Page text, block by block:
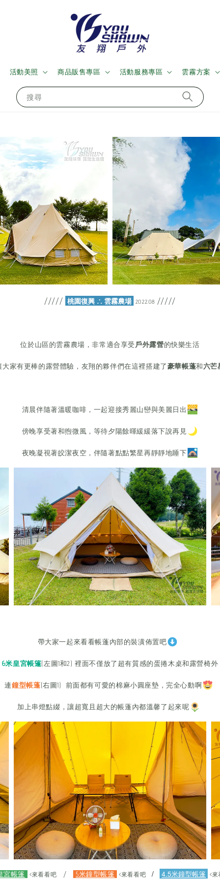
搜尋
活動美照 商品販售專區 活動服務專區 雲霧方案
///// 桃園復興 ∴ 雲霧農場 2022.08 /////
位於山區的雲霧農場，非常適合享受 戶外露營的快樂生活
大家有更棒的露營體驗，友翔的夥伴們在這裡搭建了豪華帳蓬和六芒
清晨伴隨著溫暖咖啡，一起迎接秀麗山巒與美麗日出
傍晚享受著和煦微風，等待夕陽餘暉緩緩落下說再見
夜晚凝視著皎潔夜空，伴隨著點點繁星再靜靜地睡下
帶大家一起來看看帳蓬內部的裝潢佈置吧
6米皇宮帳篷(左圖1和2) 裡面不僅放了超有質感的蛋捲木桌和露營椅外
連鐘型帳蓬(右圖1) 前面都有可愛的棉麻小圓座墊，完全心動啊
加上串燈點綴，讓超寬且超大的帳蓬內都溫馨了起來呢
宮帳篷 <來看看吧 / 5米鐘型帳篷 <來看看吧 / 4.5米鐘型帳篷 <